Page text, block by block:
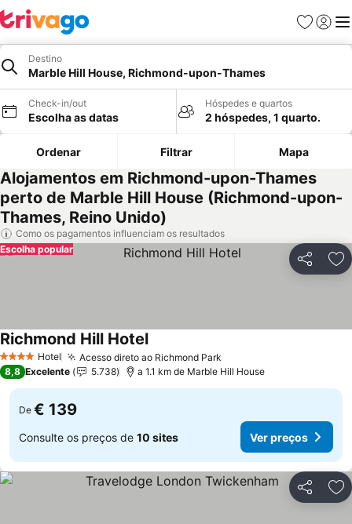
Favoritos
Iniciar
Destino
Marble Hill House, Richmond-upon-Thames
Check-in/out
Escolha as datas
Hóspedes e quartos
2 hóspedes, 1 quarto.
Ordenar Filtrar Mapa
Alojamentos em Richmond-upon-Thames
perto de Marble Hill House (Richmond-upon-
Thames, Reino Unido)
Como os pagamentos influenciam os resultados
Partilhar
Escolha popular
4 EstrelasHotel Acesso direto ao Richmond Park
Richmond Hill HotelVer preços
8,8 Excelente 5.738 a 1.1 km de Marble Hill House
De € 139
Consulte os preços de 10 sites Ver preços
Partilhar